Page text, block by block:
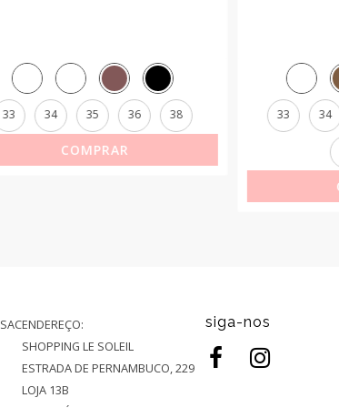
33 34 35 36
38
SACENDEREÇO:
SHOPPING LE SOLEIL
ESTRADA DE PERNAMBUCO, 229
LOJA 13B
siga-nos